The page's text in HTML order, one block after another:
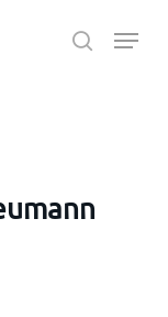
search
Menu